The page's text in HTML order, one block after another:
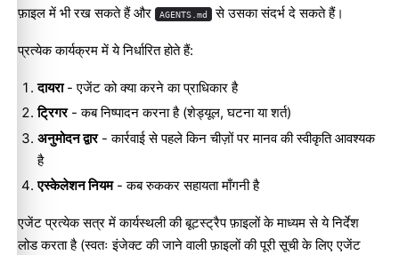
फ़ाइल में भी रख सकते हैं और
AGENTS.md से उसका संदर्भ दे सकते हैं।
प्रत्येक कार्यक्रम में ये निर्धारित होते हैं:
दायरा- एजेंट को क्या करने का प्राधिकार है
ट्रिगर- कब निष्पादन करना है (शेड्यूल, घटना या शर्त)
अनुमोदन द्वार- कार्रवाई से पहले किन चीज़ों पर मानव की स्वीकृति आवश्यक
है
एस्केलेशन नियम- कब रुककर सहायता माँगनी है
एजेंट प्रत्येक सत्र में कार्यस्थली की बूटस्ट्रैप फ़ाइलों के माध्यम से ये निर्देश
लोड करता है (स्वतः इंजेक्ट की जाने वाली फ़ाइलों की पूरी सूची के लिएएजेंट